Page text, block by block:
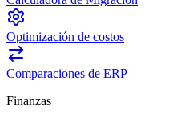
Optimización de costos
Comparaciones de ERP
Finanzas